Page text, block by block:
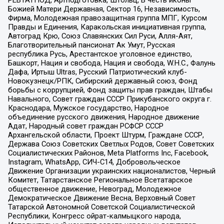
Божией Матери Державная, Сектор 16, Независимость,
Фирма, Молодежная правозащитная группа МПГ, Курсом
Правды и Единения, Каракольская инициативная группа,
Автоград Крю, Союз Славянских Сил Руси, Алля-Аят,
Благотворительный пансионат Ак Умут, Русская
республика Русь, Арестантское уголовное единство,
Башкорт, Нация и свобода, Нация и свобода, W.H.С., Фалунь
Дафа, Иртыш Ultras, Русский Патриотический клуб-
Новокузнецк/РПК, Сибирский державный союз, Фонд
борьбы с коррупцией, Фонд защиты прав граждан, Штабы
Навального, Совет граждан СССР Прикубанского округа г.
Краснодара, Мужское государство, Народное
объединение русского движения, Народное движение
Адат, Народный совет граждан РСФСР СССР
Архангельской области, Проект Штурм, Граждане СССР,
Держава Союз Советских Светлых Родов, Совет Советских
Социалистических Районов, Meta Platforms Inc, Facebook,
Instagram, WhatsApp, СИЧ-С14, Добровольческое
Движение Организации украинских националистов, Черный
Комитет, Татарстанское Региональное Всетатарское
общественное движение, Невоград, Молодежное
Демократическое Движение Весна, Верховный Совет
Татарской Автономной Советской Социалистической
Республики, Конгресс ойрат-калмыцкого народа,